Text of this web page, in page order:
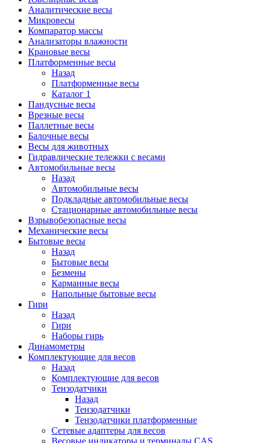
Аналитические весы
Микровесы
Компаратор массы
Анализаторы влажности
Крановые весы
Платформенные весы
Назад
Платформенные весы
Каталог 1
Пандусные весы
Врезные весы
Паллетные весы
Балочные весы
Весы для животных
Гидравлические тележки с весами
Автомобильные весы
Назад
Автомобильные весы
Подкладные автомобильные весы
Стационарные автомобильные весы
Взрывобезопасные весы
Механические весы
Бытовые весы
Назад
Бытовые весы
Безмены
Карманные весы
Напольные бытовые весы
Гири
Назад
Гири
Наборы гирь
Динамометры
Комплектующие для весов
Назад
Комплектующие для весов
Тензодатчики
Назад
Тензодатчики
Тензодатчики платформенные
Сетевые адаптеры для весов
Весовые индикаторы и терминалы CAS